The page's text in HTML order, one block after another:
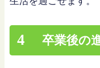
4 卒業後の